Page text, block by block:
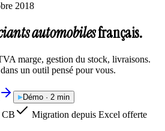
2018
automobilesfrançais.
marge, gestion du stock, livraisons.
un outil pensé pour vous.
Démo · 2 min
CB
Migration depuis Excel offerte